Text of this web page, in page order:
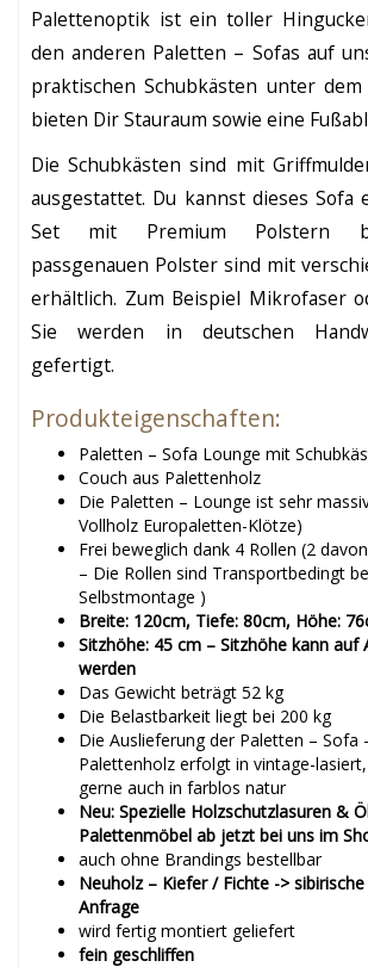
Palettenoptik ist ein toller
den anderen Paletten – Sofas auf
praktischen Schubkästen unter
bieten Dir Stauraum sowie eine
Die Schubkästen sind mit
ausgestattet. Du kannst dieses Sofa
Set mit Premium Polstern
passgenauen Polster sind mit
erhältlich. Zum Beispiel Mikrofaser
Sie werden in deutschen
gefertigt.
Produkteigenschaften:
Paletten – Sofa Lounge mit
Couch aus Palettenholz
Die Paletten – Lounge ist sehr
Vollholz Europaletten-Klötze)
Frei beweglich dank 4 Rollen (2
– Die Rollen sind Transportbedingt
Selbstmontage )
Breite: 120cm, Tiefe: 80cm, Höhe:
Sitzhöhe: 45 cm – Sitzhöhe kann auf
werden
Das Gewicht beträgt 52 kg
Die Belastbarkeit liegt bei 200 kg
Die Auslieferung der Paletten – Sofa
Palettenholz erfolgt in vintage-
gerne auch in farblos natur
Neu: Spezielle Holzschutzlasuren &
Palettenmöbel ab jetzt bei uns im
auch ohne Brandings bestellbar
Neuholz – Kiefer / Fichte ->
Anfrage
wird fertig montiert geliefert
fein geschliffen